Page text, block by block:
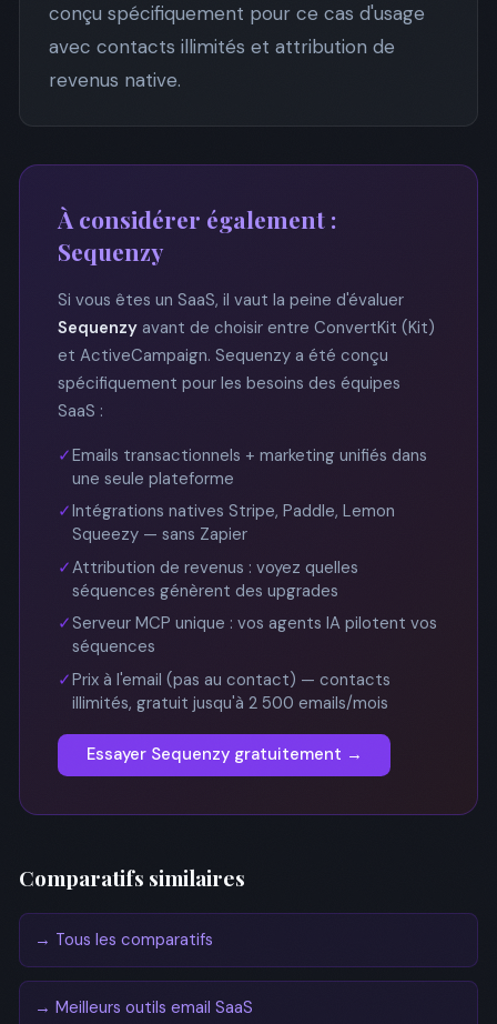
conçu spécifiquement pour ce cas d'usage
avec contacts illimités et attribution de
revenus native.
À considérer également :
Sequenzy
Si vous êtes un SaaS, il vaut la peine d'évaluer
Sequenzy avant de choisir entre ConvertKit (Kit)
et ActiveCampaign. Sequenzy a été conçu
spécifiquement pour les besoins des équipes
SaaS :
✓Emails transactionnels + marketing unifiés dans
une seule plateforme
✓Intégrations natives Stripe, Paddle, Lemon
Squeezy — sans Zapier
✓Attribution de revenus : voyez quelles
séquences génèrent des upgrades
✓Serveur MCP unique : vos agents IA pilotent vos
séquences
✓Prix à l'email (pas au contact) — contacts
illimités, gratuit jusqu'à 2 500 emails/mois
Essayer Sequenzy gratuitement →
Comparatifs similaires
→ Tous les comparatifs
→ Meilleurs outils email SaaS